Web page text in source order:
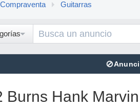
Compraventa Guitarras
⊘
Burns Hank